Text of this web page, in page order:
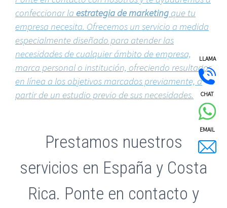
LLAMA
CHAT
EMAIL
confeccionar la estrategia de marketing que tu
empresa necesita. Ofrecemos un servicio a medida
especialmente diseñado para atender las
necesidades de cualquier ámbito de empresa,
marca personal o institución, ofreciendo resultados
en línea a los objetivos marcados previamente, a
partir de un estudio previo de sus necesidades.
Prestamos nuestros
servicios en España y Costa
Rica. Ponte en contacto y